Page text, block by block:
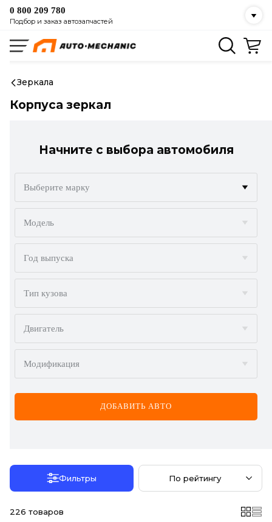
0 800 209 780
Подбор и заказ автозапчастей
Зеркала
Корпуса зеркал
Начните с выбора автомобиля
Выберите марку
ALFA ROMEO
AUDI
BMW
BYD
CADILLAC
CHERY
CHEVROLET
CHRYSLER
Модель
Год выпуска
Тип кузова
Двигатель
Модификация
ДОБАВИТЬ АВТО
Фильтры По рейтингу
226 товаров